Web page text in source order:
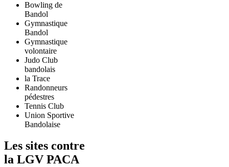
Bowling de
Bandol
Gymnastique
Bandol
Gymnastique
volontaire
Judo Club
bandolais
la Trace
Randonneurs
pédestres
Tennis Club
Union Sportive
Bandolaise
Les sites contre
la LGV PACA